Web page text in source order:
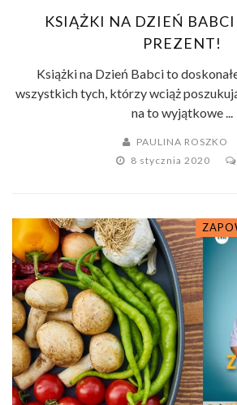
KSIĄŻKI NA DZIEŃ
PREZENT!
Książki na Dzień Babci to
wszystkich tych, którzy wciąż
na to wyjątkowe ...
PAULINA ROSZKO
8 stycznia 2020